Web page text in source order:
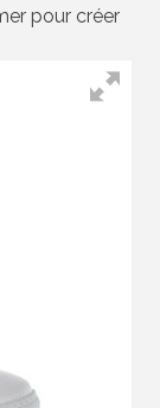
pour créer